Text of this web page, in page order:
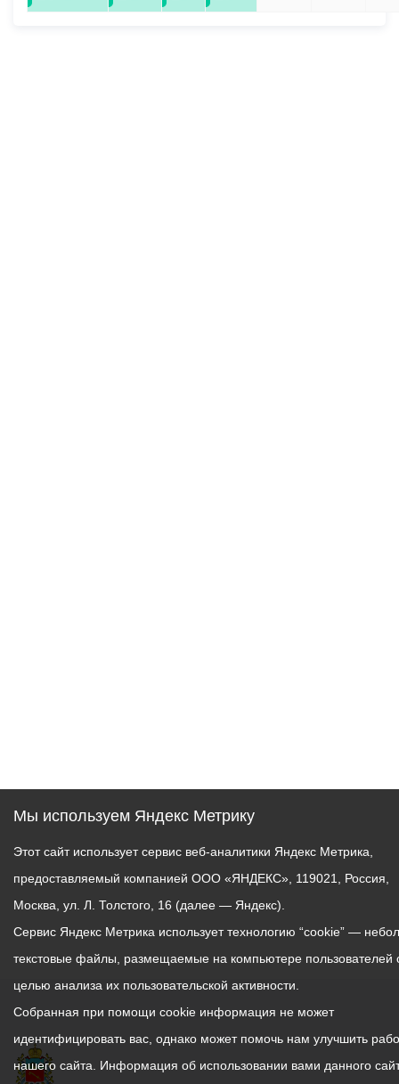
Мы используем Яндекс Метрику
Этот сайт использует сервис веб-аналитики Яндекс Метрика,
предоставляемый компанией ООО «ЯНДЕКС», 119021, Россия,
Москва, ул. Л. Толстого, 16 (далее — Яндекс).
Сервис Яндекс Метрика использует технологию “cookie” —
текстовые файлы, размещаемые на компьютере пользователей
целью анализа их пользовательской активности.
Собранная при помощи cookie информация не может
идентифицировать вас, однако может помочь нам улучшить
нашего сайта. Информация об использовании вами данного